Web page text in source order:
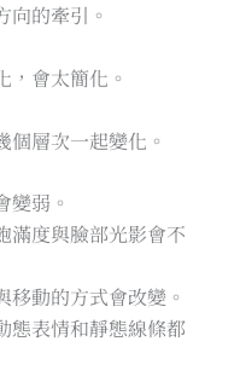
向的牽引。
，會太簡化。
層次一起變化。
變弱。
滿度與臉部光影會不
動的方式會改變。
態表情和靜態線條都